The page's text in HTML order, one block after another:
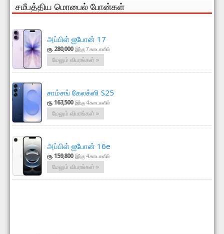
சமீபத்திய மொபைல் போன்கள்
அப்பிள் ஐபோன் 17
ரூ. 280,000 இற்கு 7 கடைகளில்
மேலும் விபரங்கள் »
சாம்சங் கேலக்ஸி S25
ரூ. 163,500 இற்கு 4 கடைகளில்
மேலும் விபரங்கள் »
அப்பிள் ஐபோன் 16e
ரூ. 159,800 இற்கு 4 கடைகளில்
மேலும் விபரங்கள் »